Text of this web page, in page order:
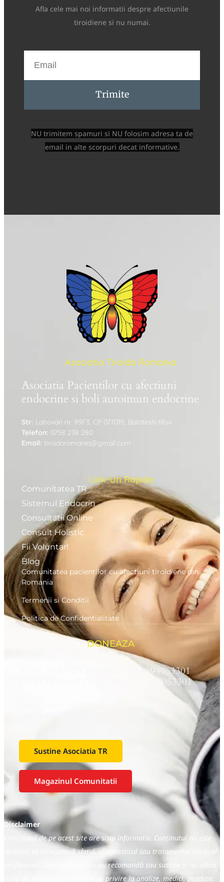
Afla cele mai noi informatii despre afectiunile
tiroidiene si nu numai.
Trimite
NU trimitem spamuri si NU folosim adresa ta de
email in alte scorpuri decat informative.
Asociatia Tiroida Romania
Asociatia Pacientilor cu afectiuni
endocrine si boli autoimun endocrine
Str: Lahovari nr. 99F3, CP 077015, Balotesti-Ilfov
Telefon: 0758 238 280
Email: tiroidaromania@gmail.com
Link-Uri Rapide
Comunitatea TR
Sistemul Endocrin
Consultatii Online
Consult Holistic
Fii Voluntar!
Blog
Comunitatea pacientilor cu afectiuni tiroidiene din
Romania
Termenii si Conditii
Politica de Confidentialitate
DONEAZA
RON RO95BTRLRONCRT0594053301
EURO RO45BTRLEURCRT0594053301
Sustine Asociatia TR
Magazinul Comunitatii
Disclaimer
Conținutul de pe acest site are scop informativ. Conținutul nu este
destinat să înlocuiască sfatul, diagnosticul sau tratamentul medical
profesional. Tiroida Romania nu recomandă sau susține și nu oferă
nicio declarație sau garanție cu privire la analize, medici, produse,